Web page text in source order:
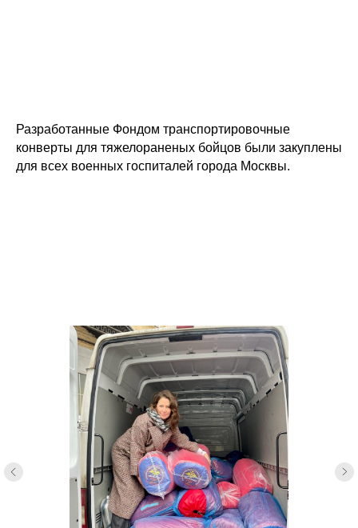
Разработанные Фондом транспортировочные
конверты для тяжелораненых бойцов были закуплены
для всех военных госпиталей города Москвы.